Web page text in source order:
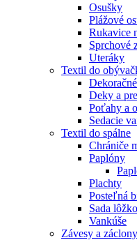
Osušky
Plážové
Rukavice
Sprchové
Uteráky
Textil do
Deky a
Poťahy a
Sedacie
Textil do spálne
Chrániče
Paplóny
Plachty
Posteľná
Sada
Vankúše
Závesy a záclony